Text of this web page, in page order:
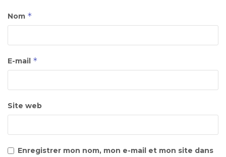
Nom *
E-mail *
Site web
Enregistrer mon nom, mon e-mail et mon site dans